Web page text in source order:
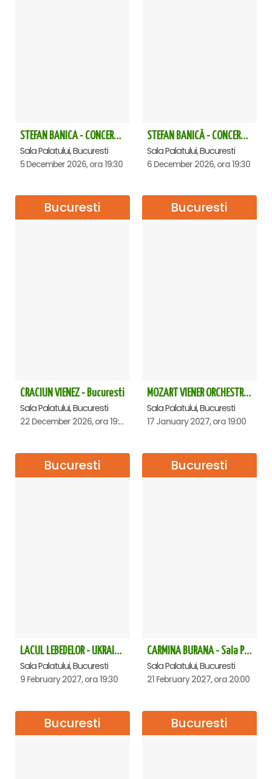
STEFAN BANICA - CONCERT EXTRAORDINAR DE CRĂCIUN 2026
Sala Palatului, Bucuresti
5 December 2026, ora 19:30
STEFAN BANICĂ - CONCERT EXTRAORDINAR DE CRĂCIUN 2026
Sala Palatului, Bucuresti
6 December 2026, ora 19:30
Bucuresti
CRACIUN VIENEZ - Bucuresti
Sala Palatului, Bucuresti
22 December 2026, ora 19:00
Bucuresti
MOZART VIENER ORCHESTRA - CONCERT EXTRAORDINAR - Sala Palatului
Sala Palatului, Bucuresti
17 January 2027, ora 19:00
Bucuresti
LACUL LEBEDELOR - UKRAINIAN CLASSICAL BALLET - Bucuresti
Sala Palatului, Bucuresti
9 February 2027, ora 19:30
Bucuresti
CARMINA BURANA - Sala Palatului
Sala Palatului, Bucuresti
21 February 2027, ora 20:00
Bucuresti Bucuresti